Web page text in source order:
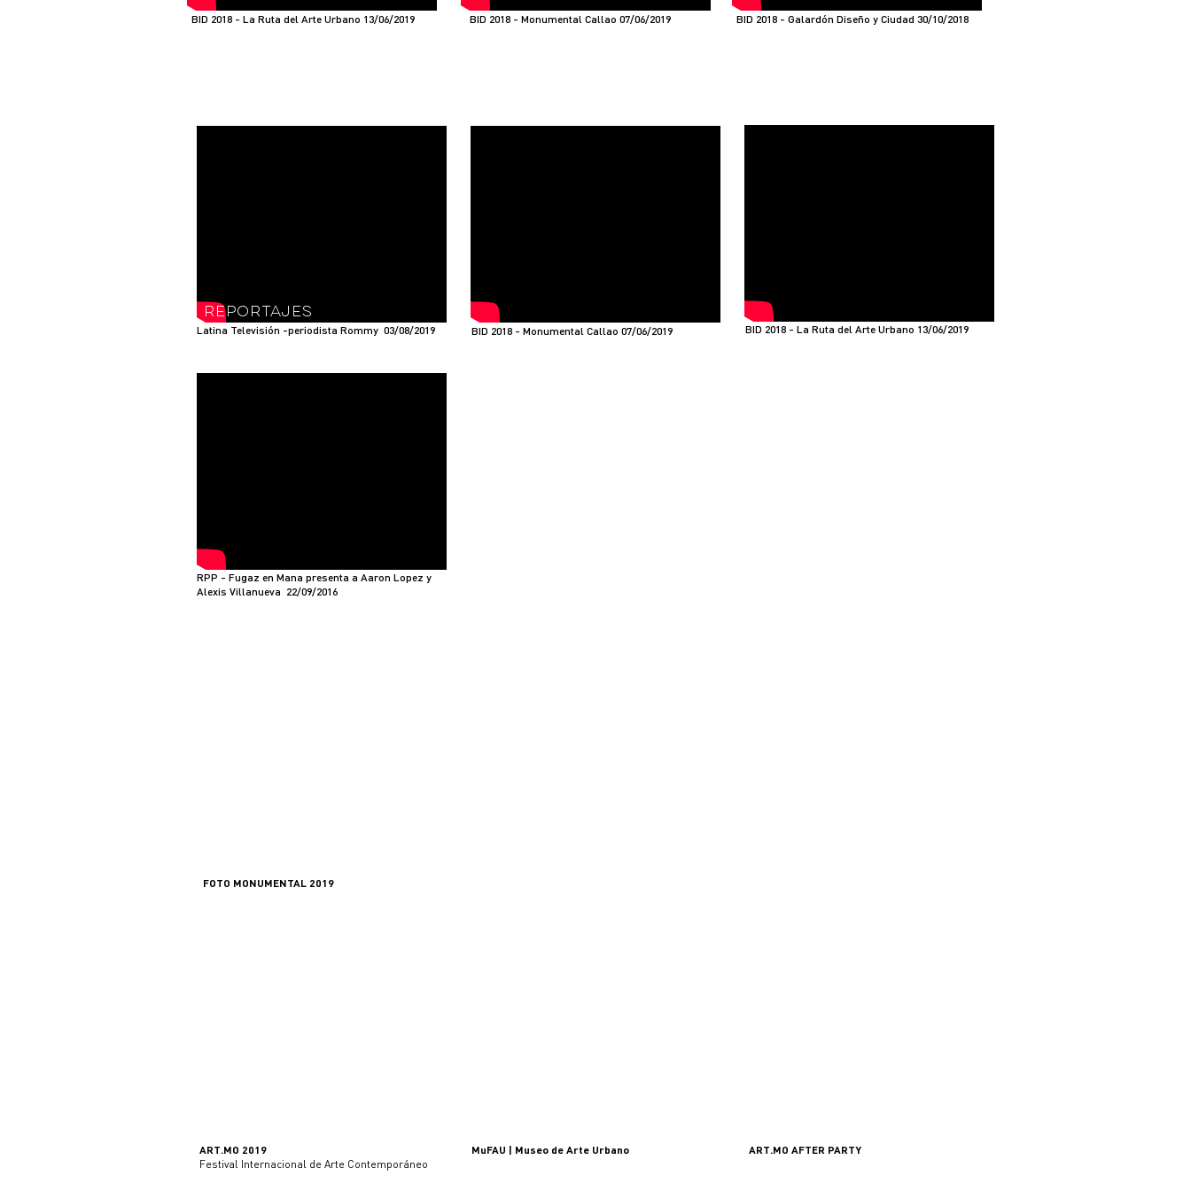
BID 2018 - La Ruta del Arte Urbano 13/06/2019 BID 2018 - Monumental Callao 07/06/2019 BID 2018 - Galardón Diseño y Ciudad 30/10/2018
Latina Televisión -periodista Rommy 03/08/2019 BID 2018 - Monumental Callao 07/06/2019 BID 2018 - La Ruta del Arte Urbano 13/06/2019
reportajes
RPP - Fugaz en Mana presenta a Aaron Lopez y
Alexis Villanueva 22/09/2016
FOTO MONUMENTAL 2019
ART.MO 2019
Festival Internacional de Arte Contemporáneo
MuFAU | Museo de Arte Urbano ART.MO AFTER PARTY